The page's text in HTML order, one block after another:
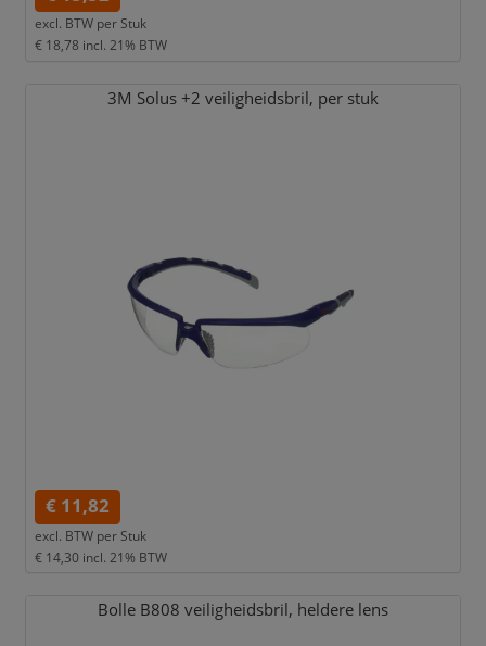
excl. BTW per Stuk
€ 18,78 incl. 21% BTW
3M Solus +2 veiligheidsbril, per stuk
€ 11,82
excl. BTW per Stuk
€ 14,30 incl. 21% BTW
Bolle B808 veiligheidsbril, heldere lens